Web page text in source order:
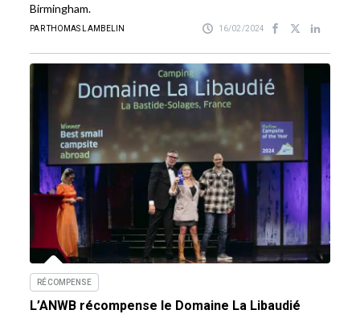
Birmingham.
PAR THOMAS LAMBELIN 16/02/2024
RÉCOMPENSE
L’ANWB récompense le Domaine La Libaudié